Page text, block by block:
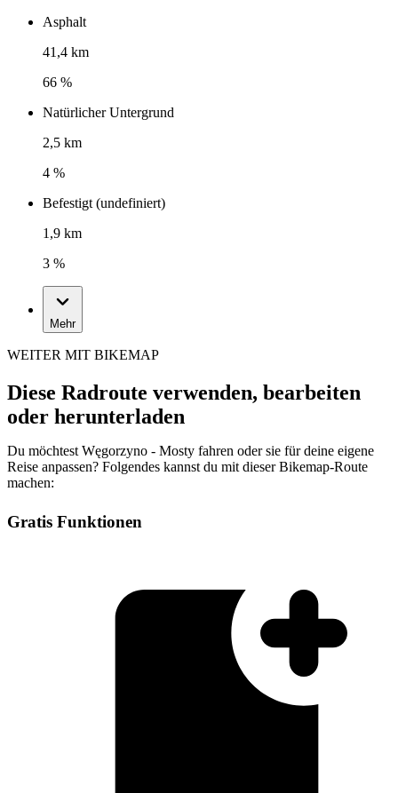
Asphalt
41,4 km
66 %
Natürlicher Untergrund
2,5 km
4 %
Befestigt (undefiniert)
1,9 km
3 %
Mehr
WEITER MIT BIKEMAP
Diese Radroute verwenden, bearbeiten
oder herunterladen
Du möchtest Węgorzyno - Mosty fahren oder sie für deine eigene
Reise anpassen? Folgendes kannst du mit dieser Bikemap-Route
machen:
Gratis Funktionen